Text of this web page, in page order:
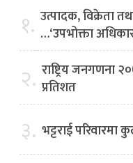
१. उत्पादक, विक्रेता
…‘उपभोक्ता
२. राष्ट्रिय जनगणना
प्रतिशत
३. भट्टराई परिवारमा